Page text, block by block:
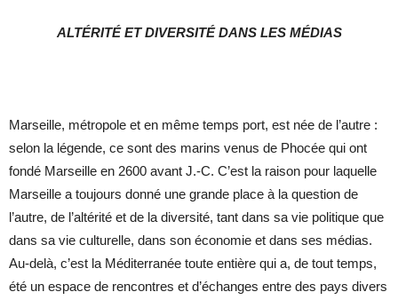
ALTÉRITÉ ET DIVERSITÉ DANS LES MÉDIAS
Marseille, métropole et en même temps port, est née de l’autre :
selon la légende, ce sont des marins venus de Phocée qui ont
fondé Marseille en 2600 avant J.-C. C’est la raison pour laquelle
Marseille a toujours donné une grande place à la question de
l’autre, de l’altérité et de la diversité, tant dans sa vie politique que
dans sa vie culturelle, dans son économie et dans ses médias.
Au-delà, c’est la Méditerranée toute entière qui a, de tout temps,
été un espace de rencontres et d’échanges entre des pays divers